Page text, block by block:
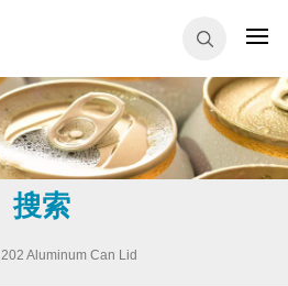
搜索
202 Aluminum Can Lid